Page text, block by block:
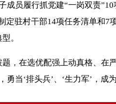
员履行抓党建“一岗双责”10
定驻村干部14项任务清单和
。
在选优配强上动真格、在
当‘排头兵’、‘生力军’，成